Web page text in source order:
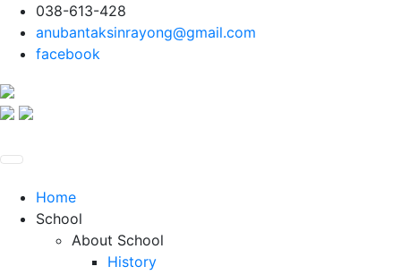
038-613-428
anubantaksinrayong@gmail.com
facebook
Home
School
About School
History